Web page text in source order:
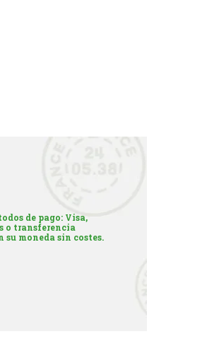
de pago: Visa,
o transferencia
su moneda sin costes.